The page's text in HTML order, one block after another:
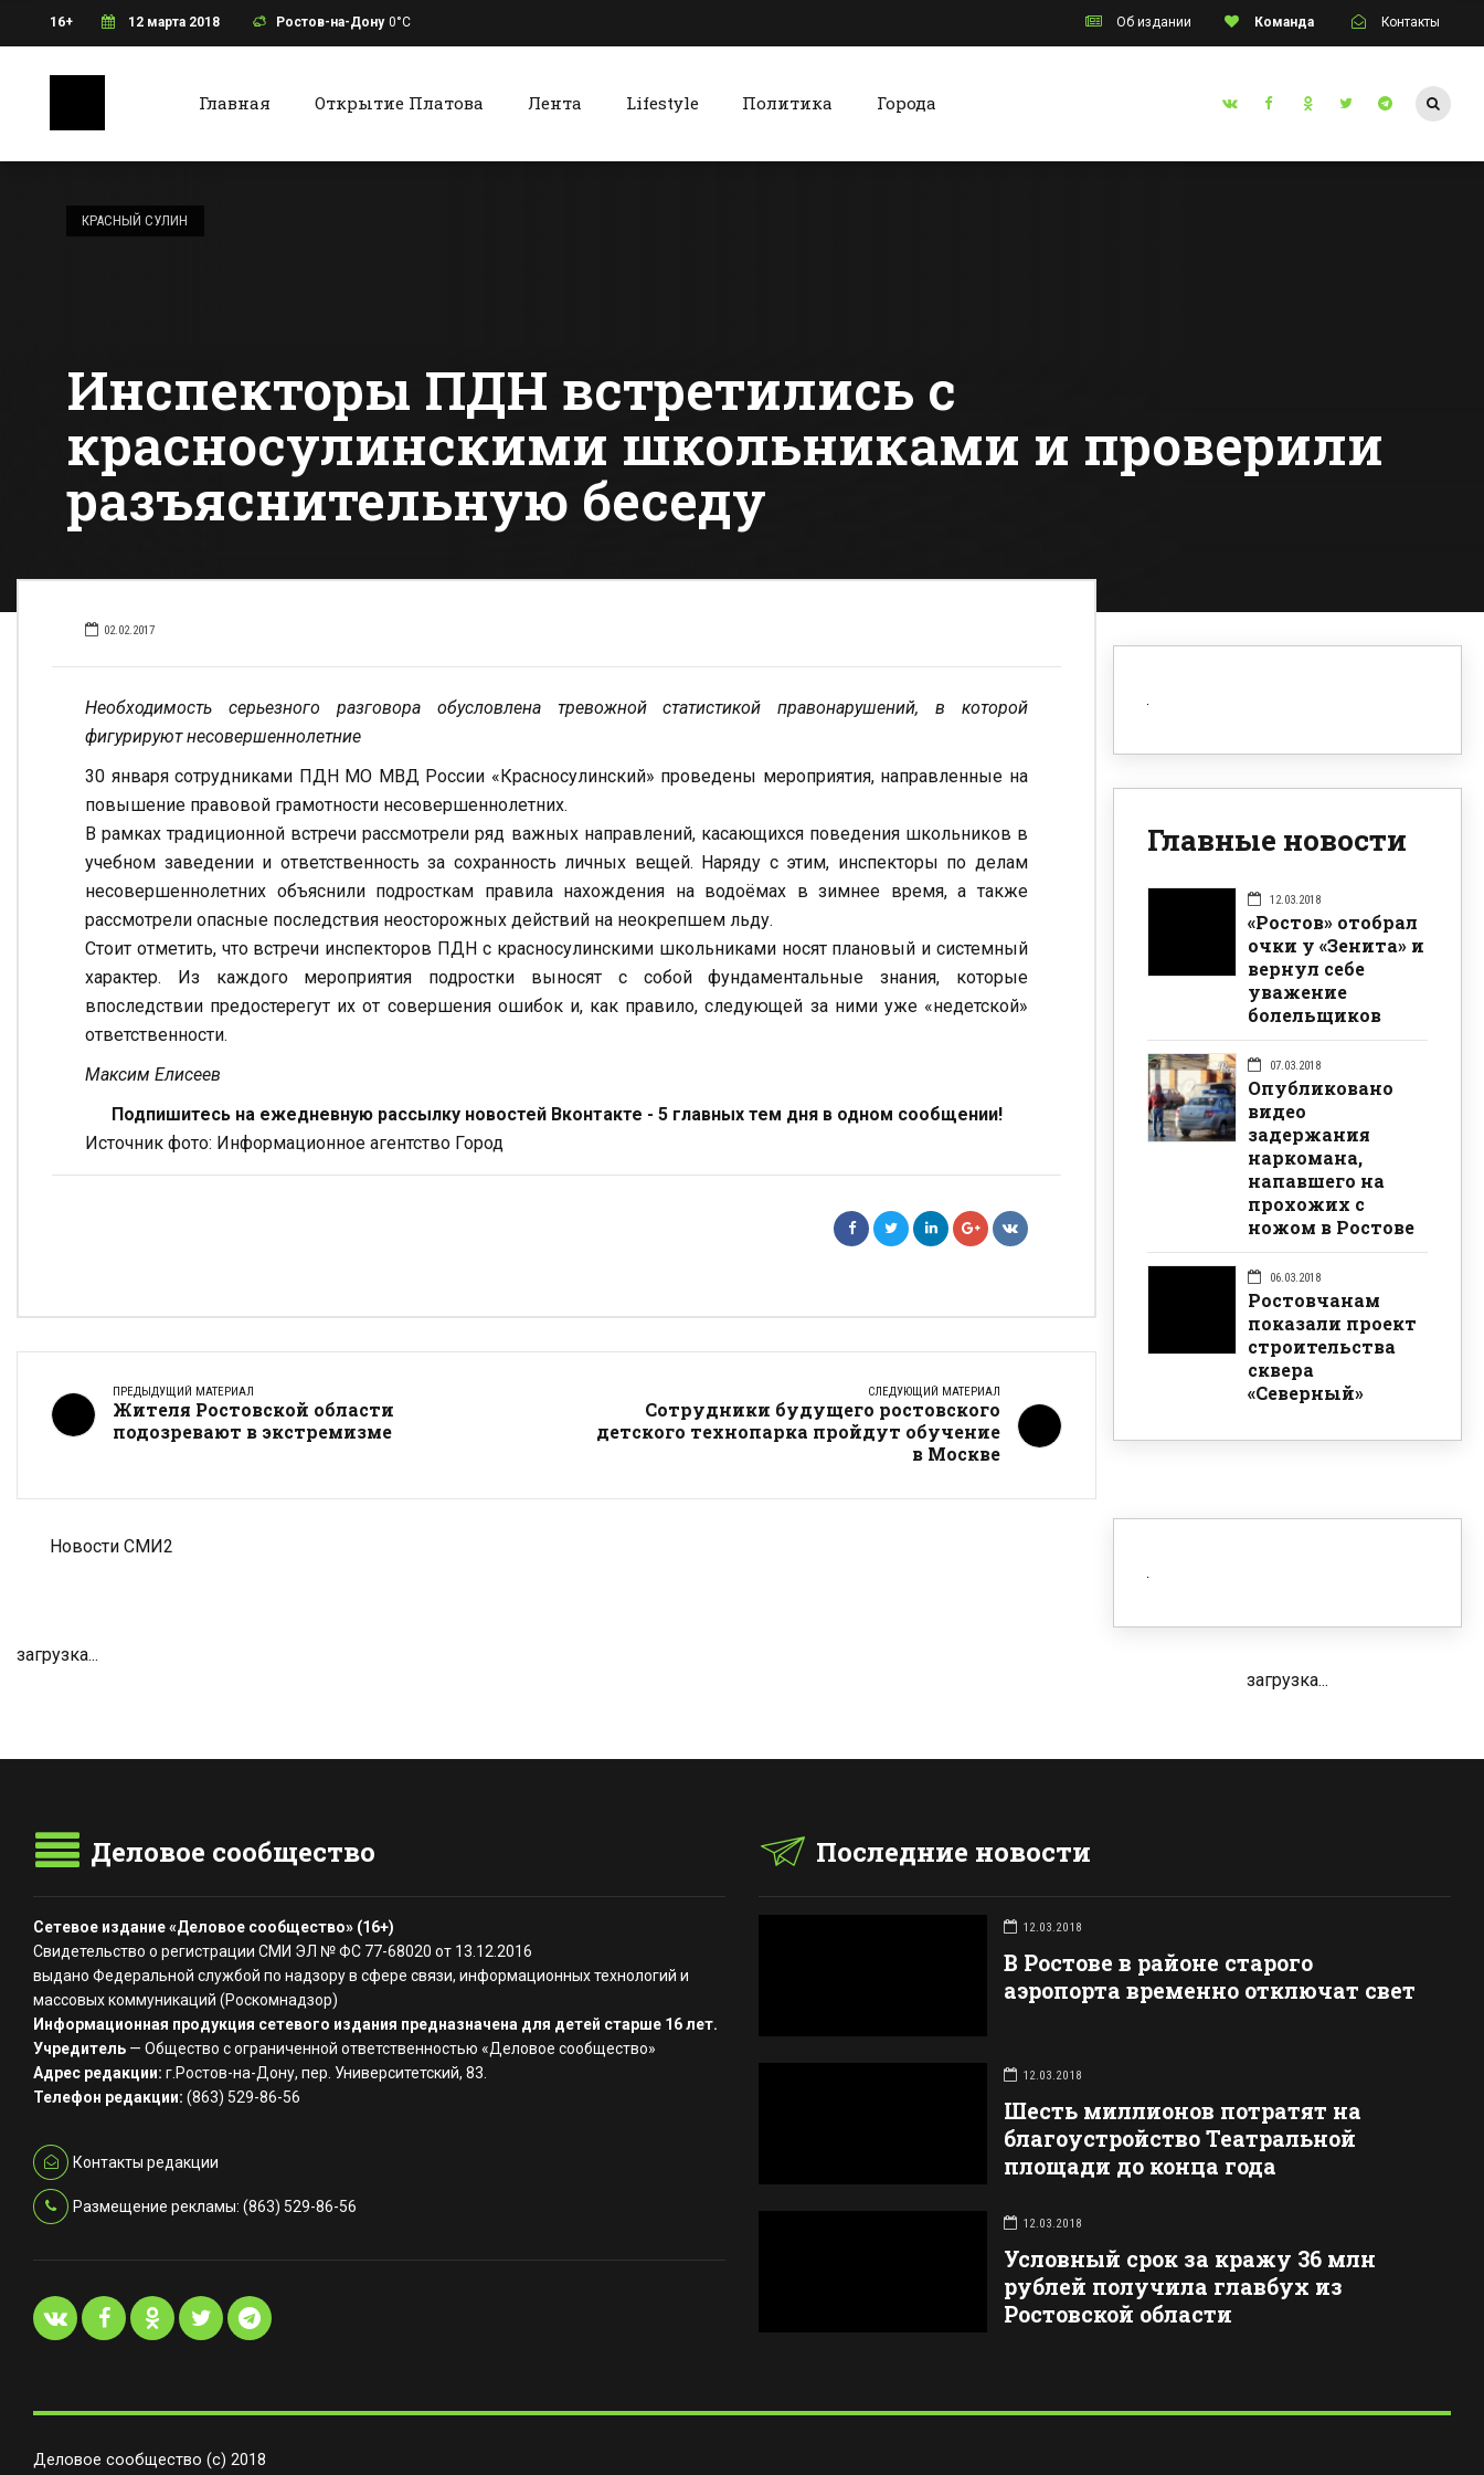
16+ 12 марта 2018 Ростов-на-Дону 0°C Об издании Команда Контакты
Главная Открытие Платова Лента Lifestyle Политика Города
КРАСНЫЙ СУЛИН
Инспекторы ПДН встретились с
красносулинскими школьниками и проверили
разъяснительную беседу
02.02.2017
Необходимость серьезного разговора обусловлена тревожной статистикой правонарушений, в которой
фигурируют несовершеннолетние
30 января сотрудниками ПДН МО МВД России «Красносулинский» проведены мероприятия, направленные на
повышение правовой грамотности несовершеннолетних.
В рамках традиционной встречи рассмотрели ряд важных направлений, касающихся поведения школьников в
учебном заведении и ответственность за сохранность личных вещей. Наряду с этим, инспекторы по делам
несовершеннолетних объяснили подросткам правила нахождения на водоёмах в зимнее время, а также
рассмотрели опасные последствия неосторожных действий на неокрепшем льду.
Стоит отметить, что встречи инспекторов ПДН с красносулинскими школьниками носят плановый и системный
характер. Из каждого мероприятия подростки выносят с собой фундаментальные знания, которые
впоследствии предостерегут их от совершения ошибок и, как правило, следующей за ними уже «недетской»
ответственности.
Максим Елисеев
Подпишитесь на ежедневную рассылку новостей Вконтакте - 5 главных тем дня в одном сообщении!
Источник фото: Информационное агентство Город
ПРЕДЫДУЩИЙ МАТЕРИАЛ
Жителя Ростовской области
подозревают в экстремизме
СЛЕДУЮЩИЙ МАТЕРИАЛ
Сотрудники будущего ростовского
детского технопарка пройдут обучение
в Москве
Новости СМИ2
загрузка...
Главные новости
12.03.2018
«Ростов» отобрал
очки у «Зенита» и
вернул себе
уважение
болельщиков
07.03.2018
Опубликовано
видео
задержания
наркомана,
напавшего на
прохожих с
ножом в Ростове
06.03.2018
Ростовчанам
показали проект
строительства
сквера
«Северный»
загрузка...
Деловое сообщество
Сетевое издание «Деловое сообщество» (16+)
Свидетельство о регистрации СМИ ЭЛ № ФС 77-68020 от 13.12.2016
выдано Федеральной службой по надзору в сфере связи, информационных технологий и
массовых коммуникаций (Роскомнадзор)
Информационная продукция сетевого издания предназначена для детей старше 16 лет.
Учредитель — Общество с ограниченной ответственностью «Деловое сообщество»
Адрес редакции: г.Ростов-на-Дону, пер. Университетский, 83.
Телефон редакции: (863) 529-86-56
Контакты редакции
Размещение рекламы: (863) 529-86-56
Последние новости
12.03.2018
В Ростове в районе старого
аэропорта временно отключат свет
12.03.2018
Шесть миллионов потратят на
благоустройство Театральной
площади до конца года
12.03.2018
Условный срок за кражу 36 млн
рублей получила главбух из
Ростовской области
Деловое сообщество (с) 2018